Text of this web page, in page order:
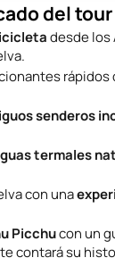
del tour
desde los
rápidos
senderos
guas termales
con una
Picchucon un
contará su